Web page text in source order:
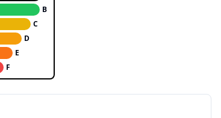
B
C
D
E
F